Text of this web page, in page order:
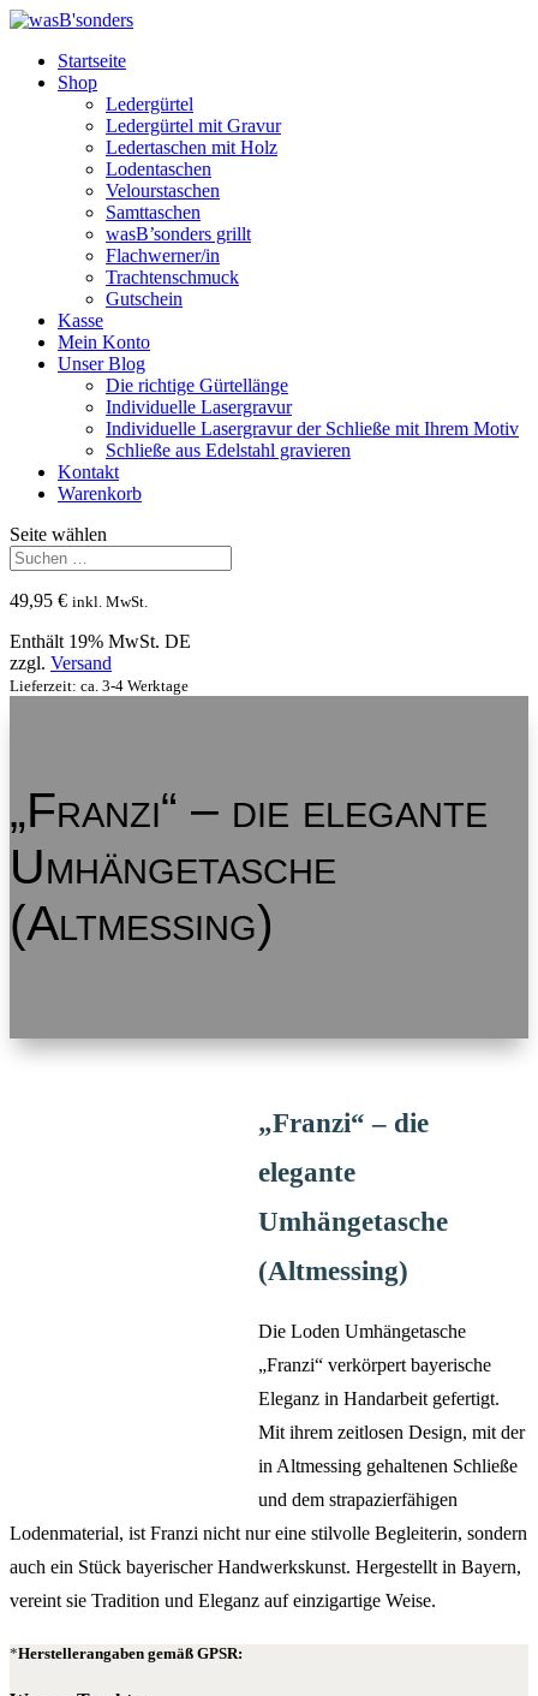
Startseite
Shop
Ledergürtel
Ledergürtel mit Gravur
Ledertaschen mit Holz
Lodentaschen
Velourstaschen
Samttaschen
wasB’sonders grillt
Flachwerner/in
Trachtenschmuck
Gutschein
Kasse
Mein Konto
Unser Blog
Die richtige Gürtellänge
Individuelle Lasergravur
Individuelle Lasergravur der Schließe mit Ihrem Motiv
Schließe aus Edelstahl gravieren
Kontakt
Warenkorb
Seite wählen
49,95 € inkl. MwSt.
Enthält 19% MwSt. DE
zzgl. Versand
Lieferzeit: ca. 3-4 Werktage
„Franzi“ – die elegante
Umhängetasche
(Altmessing)
„Franzi“ – die
elegante
Umhängetasche
(Altmessing)
Die Loden Umhängetasche
„Franzi“ verkörpert bayerische
Eleganz in Handarbeit gefertigt.
Mit ihrem zeitlosen Design, mit der
in Altmessing gehaltenen Schließe
und dem strapazierfähigen
Lodenmaterial, ist Franzi nicht nur eine stilvolle Begleiterin, sondern
auch ein Stück bayerischer Handwerkskunst. Hergestellt in Bayern,
vereint sie Tradition und Eleganz auf einzigartige Weise.
Herstellerangaben gemäß GPSR: